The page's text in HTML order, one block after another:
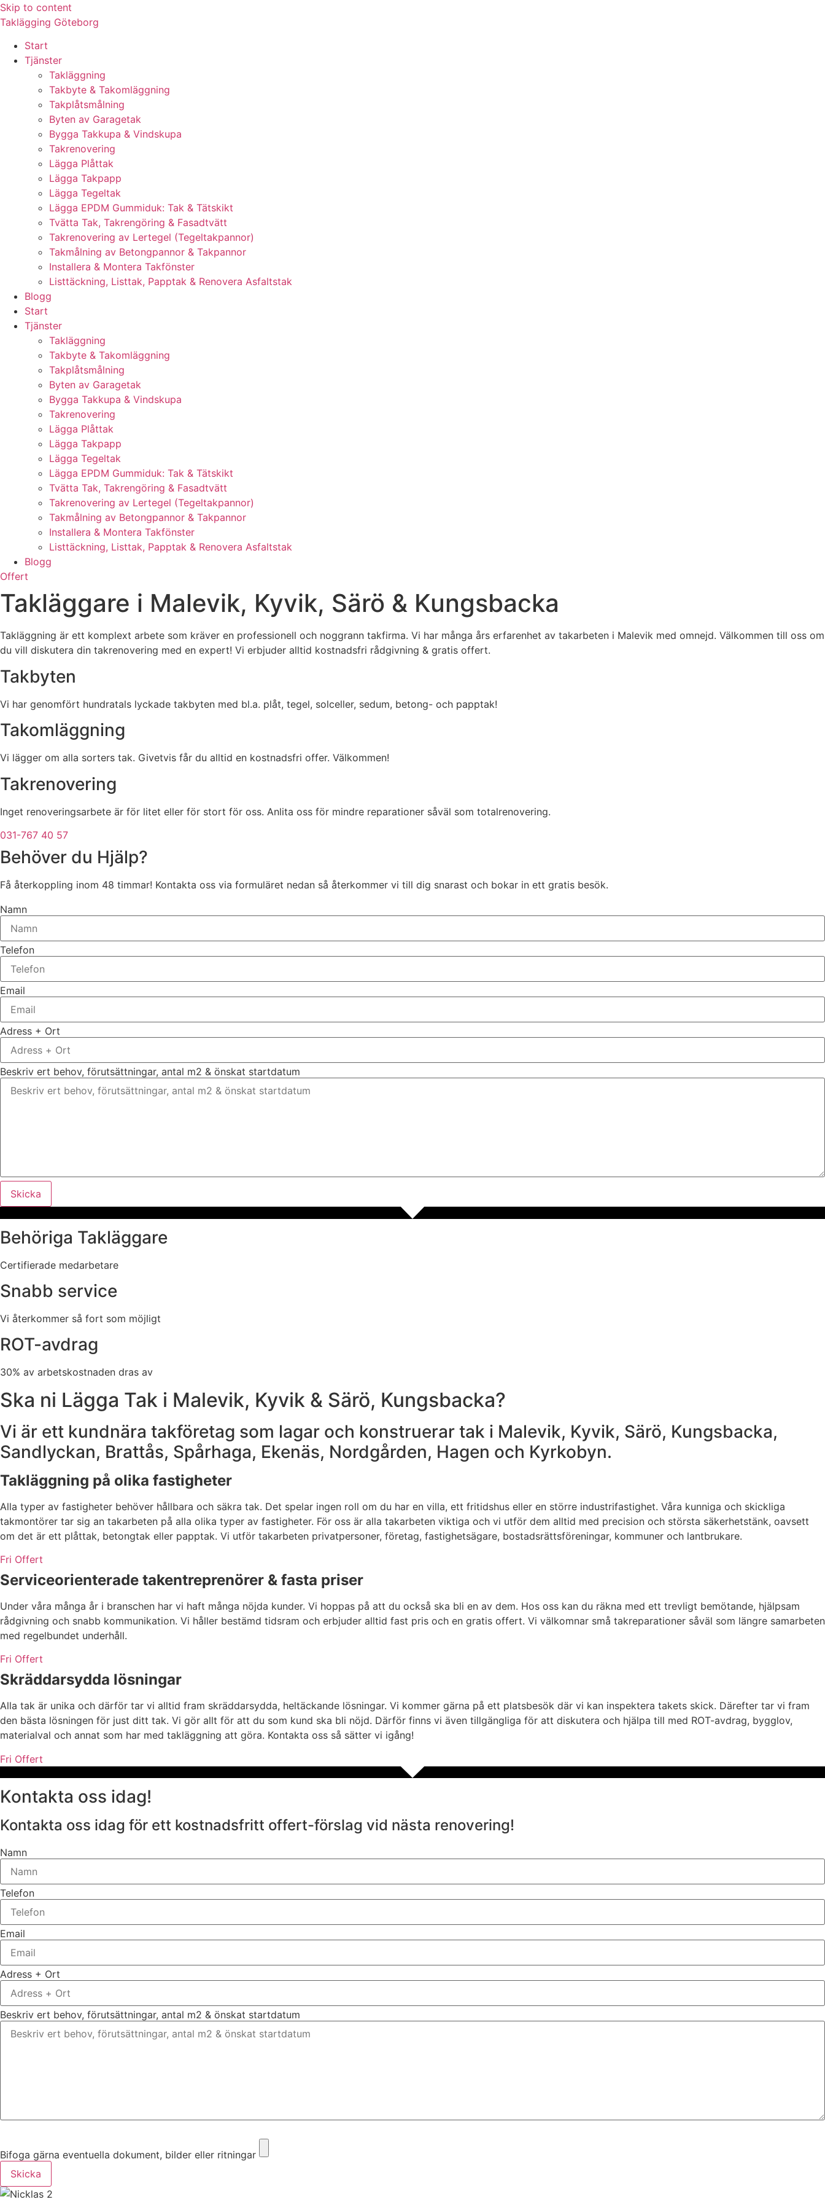
Skip to content
Taklägging Göteborg
Start
Tjänster
Takläggning
Takbyte & Takomläggning
Takplåtsmålning
Byten av Garagetak
Bygga Takkupa & Vindskupa
Takrenovering
Lägga Plåttak
Lägga Takpapp
Lägga Tegeltak
Lägga EPDM Gummiduk: Tak & Tätskikt
Tvätta Tak, Takrengöring & Fasadtvätt
Takrenovering av Lertegel (Tegeltakpannor)
Takmålning av Betongpannor & Takpannor
Installera & Montera Takfönster
Listtäckning, Listtak, Papptak & Renovera Asfaltstak
Blogg
Start
Tjänster
Takläggning
Takbyte & Takomläggning
Takplåtsmålning
Byten av Garagetak
Bygga Takkupa & Vindskupa
Takrenovering
Lägga Plåttak
Lägga Takpapp
Lägga Tegeltak
Lägga EPDM Gummiduk: Tak & Tätskikt
Tvätta Tak, Takrengöring & Fasadtvätt
Takrenovering av Lertegel (Tegeltakpannor)
Takmålning av Betongpannor & Takpannor
Installera & Montera Takfönster
Listtäckning, Listtak, Papptak & Renovera Asfaltstak
Blogg
Offert
Takläggare i Malevik, Kyvik, Särö & Kungsbacka
Takläggning är ett komplext arbete som kräver en professionell och noggrann takfirma. Vi har många års erfarenhet av takarbeten i Malevik med omnejd. Välkommen till oss om
du vill diskutera din takrenovering med en expert! Vi erbjuder alltid kostnadsfri rådgivning & gratis offert.
Takbyten
Vi har genomfört hundratals lyckade takbyten med bl.a. plåt, tegel, solceller, sedum, betong- och papptak!
Takomläggning
Vi lägger om alla sorters tak. Givetvis får du alltid en kostnadsfri offer. Välkommen!
Takrenovering
Inget renoveringsarbete är för litet eller för stort för oss. Anlita oss för mindre reparationer såväl som totalrenovering.
031-767 40 57
Behöver du Hjälp?
Få återkoppling inom 48 timmar! Kontakta oss via formuläret nedan så återkommer vi till dig snarast och bokar in ett gratis besök.
Namn
Telefon
Email
Adress + Ort
Beskriv ert behov, förutsättningar, antal m2 & önskat startdatum
Skicka
Behöriga Takläggare
Certifierade medarbetare
Snabb service
Vi återkommer så fort som möjligt
ROT-avdrag
30% av arbetskostnaden dras av
Ska ni Lägga Tak i Malevik, Kyvik & Särö, Kungsbacka?
Vi är ett kundnära takföretag som lagar och konstruerar tak i Malevik, Kyvik, Särö, Kungsbacka,
Sandlyckan, Brattås, Spårhaga, Ekenäs, Nordgården, Hagen och Kyrkobyn.
Takläggning på olika fastigheter
Alla typer av fastigheter behöver hållbara och säkra tak. Det spelar ingen roll om du har en villa, ett fritidshus eller en större industrifastighet. Våra kunniga och skickliga
takmontörer tar sig an takarbeten på alla olika typer av fastigheter. För oss är alla takarbeten viktiga och vi utför dem alltid med precision och största säkerhetstänk, oavsett
om det är ett plåttak, betongtak eller papptak. Vi utför takarbeten privatpersoner, företag, fastighetsägare, bostadsrättsföreningar, kommuner och lantbrukare.
Fri Offert
Serviceorienterade takentreprenörer & fasta priser
Under våra många år i branschen har vi haft många nöjda kunder. Vi hoppas på att du också ska bli en av dem. Hos oss kan du räkna med ett trevligt bemötande, hjälpsam
rådgivning och snabb kommunikation. Vi håller bestämd tidsram och erbjuder alltid fast pris och en gratis offert. Vi välkomnar små takreparationer såväl som längre samarbeten
med regelbundet underhåll.
Fri Offert
Skräddarsydda lösningar
Alla tak är unika och därför tar vi alltid fram skräddarsydda, heltäckande lösningar. Vi kommer gärna på ett platsbesök där vi kan inspektera takets skick. Därefter tar vi fram
den bästa lösningen för just ditt tak. Vi gör allt för att du som kund ska bli nöjd. Därför finns vi även tillgängliga för att diskutera och hjälpa till med ROT-avdrag, bygglov,
materialval och annat som har med takläggning att göra. Kontakta oss så sätter vi igång!
Fri Offert
Kontakta oss idag!
Kontakta oss idag för ett kostnadsfritt offert-förslag vid nästa renovering!
Namn
Telefon
Email
Adress + Ort
Beskriv ert behov, förutsättningar, antal m2 & önskat startdatum
Bifoga gärna eventuella dokument, bilder eller ritningar
Skicka